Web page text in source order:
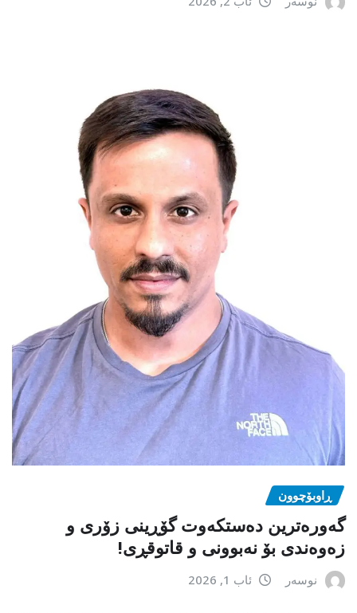
ڕاوبۆچوون
گەورەترین دەستکەوت گۆڕینی زۆری و
زەوەندی بۆ نەبوونی و قاتوقڕی!
نوسەر ئاب 1, 2026